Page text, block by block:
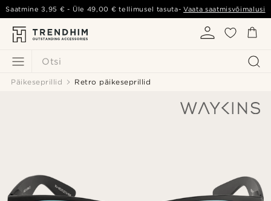
Otsi
Saatmine3,95 € - Üle 49,00 € tellimusel tasuta-Vaata saatmisvõimalusi
Päikeseprillid Retro päikeseprillid